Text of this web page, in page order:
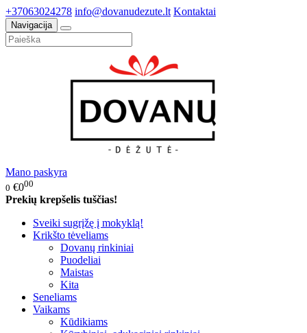
+37063024278 info@dovanudezute.lt Kontaktai
Navigacija
Mano paskyra
0 €000
Prekių krepšelis tuščias!
Sveiki sugrįžę į mokyklą!
Krikšto tėveliams
Dovanų rinkiniai
Puodeliai
Maistas
Kita
Seneliams
Vaikams
Kūdikiams